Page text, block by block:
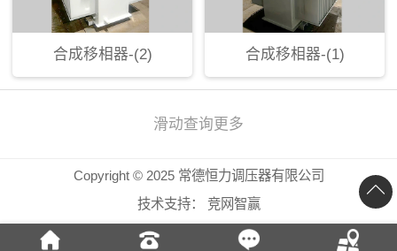
合成移相器-(2) 合成移相器-(1)
滑动查询更多
Copyright © 2025 常德恒力调压器有限公司
技术支持：
竞网智赢